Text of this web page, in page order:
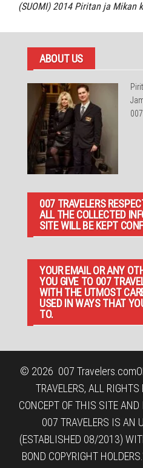
(SUOMI) 2014 Piritan ja Mikan
ABOUT US
007 TRAVELERS
ALL THE COLLECTED
SITE WILL BE KEPT
YOUR EMAIL OR ANY
YOU GIVE TO 007
WITH THE UTMOST
USED IN WAYS THAT
TO.
© 2026 007 Travelers.com
TRAVELERS, ALL RIGHTS
CONCEPT OF THIS SITE AND
007 TRAVELERS IS AN
(ESTABLISHED 08/2013)
BOND COPYRIGHT